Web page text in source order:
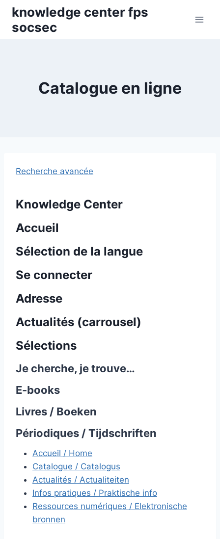
Skip
content
knowledge center fps
socsec
Catalogue en ligne
Recherche avancée
Knowledge Center
Accueil
Sélection de la langue
Se connecter
Adresse
Actualités (carrousel)
Sélections
Je cherche, je trouve…
E-books
Livres / Boeken
Périodiques / Tijdschriften
Accueil / Home
Catalogue / Catalogus
Actualités / Actualiteiten
Infos pratiques / Praktische info
Ressources numériques / Elektronische
bronnen